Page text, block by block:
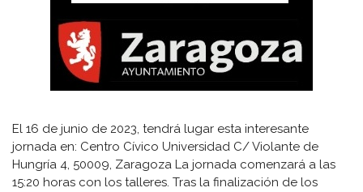
El 16 de junio de 2023, tendrá lugar esta interesante
jornada en: Centro Cívico Universidad C/ Violante de
Hungría 4, 50009, Zaragoza La jornada comenzará a las
15:20 horas con los talleres. Tras la finalización de los